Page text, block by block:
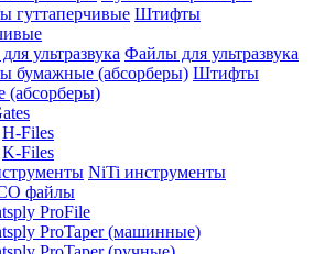
Штифты
Файлы для ультразвука
Штифты
(абсорберы)
H-Files
K-Files
NiTi инструменты
файлы
ProFile
ProTaper (машинные)